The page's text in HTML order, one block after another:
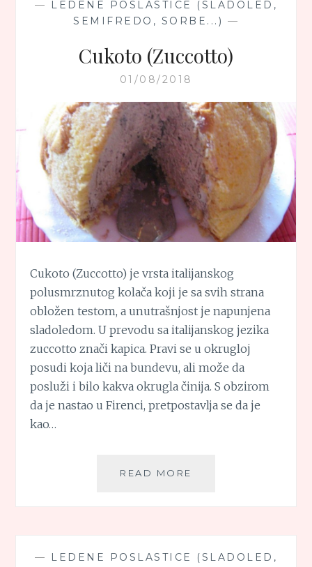
—
LEDENE POSLASTICE (SLADOLED,
SEMIFREDO, SORBE...) —
Cukoto (Zuccotto)
01/08/2018
Cukoto (Zuccotto) je vrsta italijanskog
polusmrznutog kolača koji je sa svih strana
obložen testom, a unutrašnjost je napunjena
sladoledom. U prevodu sa italijanskog jezika
zuccotto znači kapica. Pravi se u okrugloj
posudi koja liči na bundevu, ali može da
posluži i bilo kakva okrugla činija. S obzirom
da je nastao u Firenci, pretpostavlja se da je
kao…
READ MORE
—
LEDENE POSLASTICE (SLADOLED,